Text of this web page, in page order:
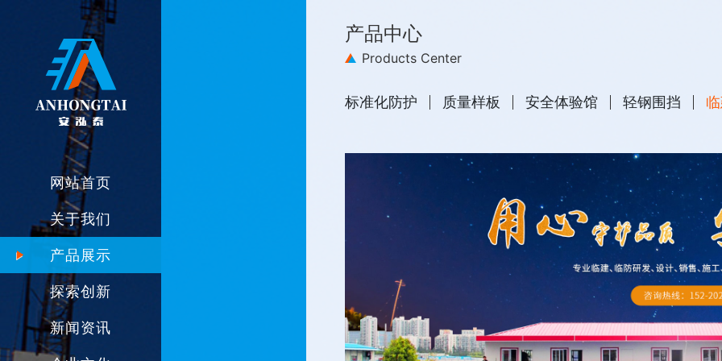
网站首页
关于我们
产品展示
探索创新
新闻资讯
产品中心
Products Center
标准化防护 质量样板 安全体验馆 轻钢围挡